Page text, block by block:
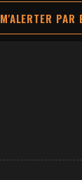
M'ALERTER PAR